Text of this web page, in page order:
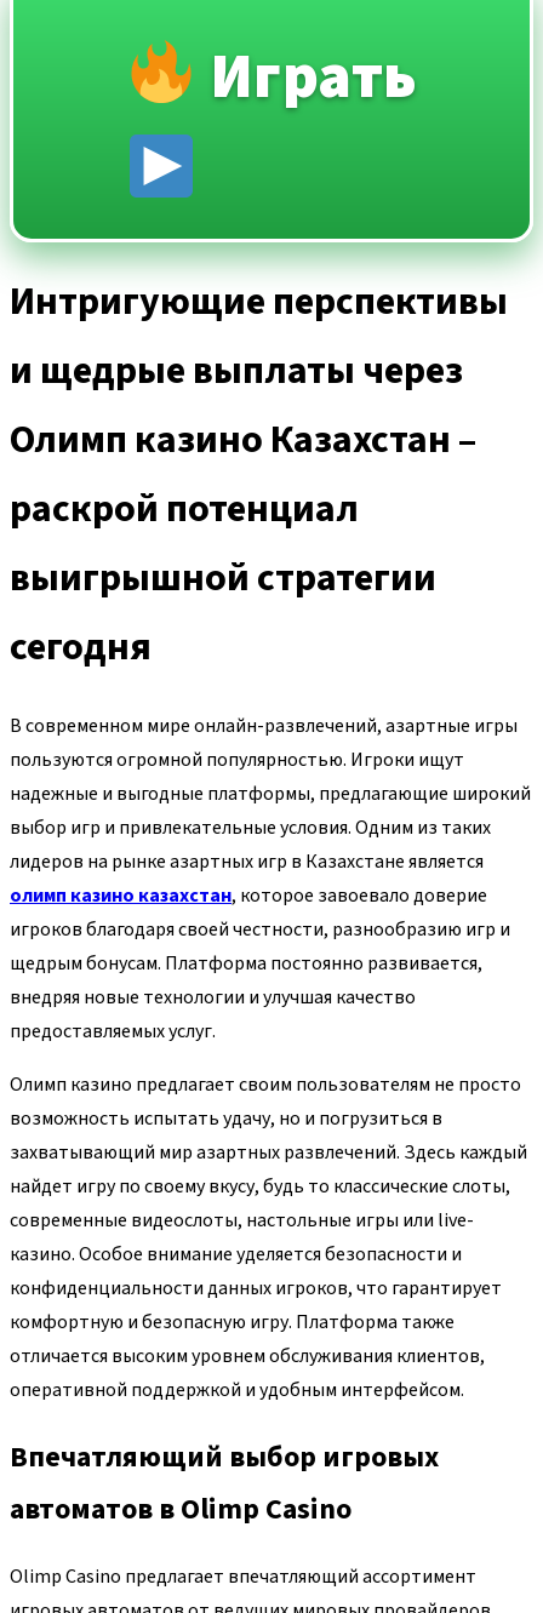
Играть
Интригующие перспективы
и щедрые выплаты через
Олимп казино Казахстан –
раскрой потенциал
выигрышной стратегии
сегодня
В современном мире онлайн-развлечений, азартные игры
пользуются огромной популярностью. Игроки ищут
надежные и выгодные платформы, предлагающие широкий
выбор игр и привлекательные условия. Одним из таких
лидеров на рынке азартных игр в Казахстане является
олимп казино казахстан, которое завоевало доверие
игроков благодаря своей честности, разнообразию игр и
щедрым бонусам. Платформа постоянно развивается,
внедряя новые технологии и улучшая качество
предоставляемых услуг.
Олимп казино предлагает своим пользователям не просто
возможность испытать удачу, но и погрузиться в
захватывающий мир азартных развлечений. Здесь каждый
найдет игру по своему вкусу, будь то классические слоты,
современные видеослоты, настольные игры или live-
казино. Особое внимание уделяется безопасности и
конфиденциальности данных игроков, что гарантирует
комфортную и безопасную игру. Платформа также
отличается высоким уровнем обслуживания клиентов,
оперативной поддержкой и удобным интерфейсом.
Впечатляющий выбор игровых
автоматов в Olimp Casino
Olimp Casino предлагает впечатляющий ассортимент